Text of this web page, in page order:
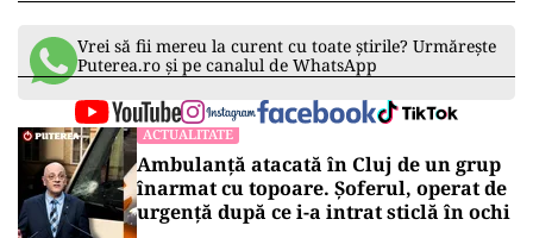
Vrei să fii mereu la curent cu toate știrile? Urmărește
Puterea.ro și pe canalul de WhatsApp
ACTUALITATE
Ambulanță atacată în Cluj de un grup
înarmat cu topoare. Șoferul, operat de
urgență după ce i-a intrat sticlă în ochi